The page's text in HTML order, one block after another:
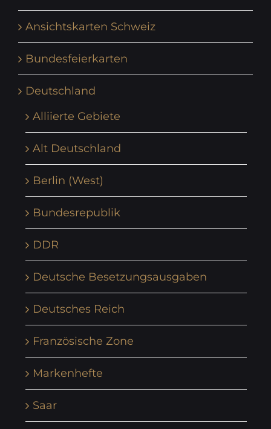
Ansichtskarten Schweiz
Bundesfeierkarten
Deutschland
Alliierte Gebiete
Alt Deutschland
Berlin (West)
Bundesrepublik
DDR
Deutsche Besetzungsausgaben
Deutsches Reich
Französische Zone
Markenhefte
Saar